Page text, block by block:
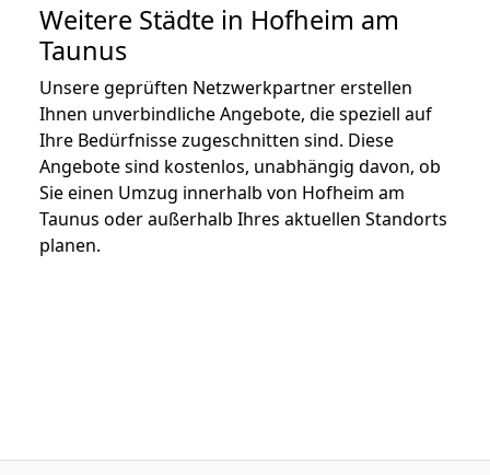
Weitere Städte in Hofheim am
Taunus
Unsere geprüften Netzwerkpartner erstellen
Ihnen unverbindliche Angebote, die speziell auf
Ihre Bedürfnisse zugeschnitten sind. Diese
Angebote sind kostenlos, unabhängig davon, ob
Sie einen Umzug innerhalb von Hofheim am
Taunus oder außerhalb Ihres aktuellen Standorts
planen.